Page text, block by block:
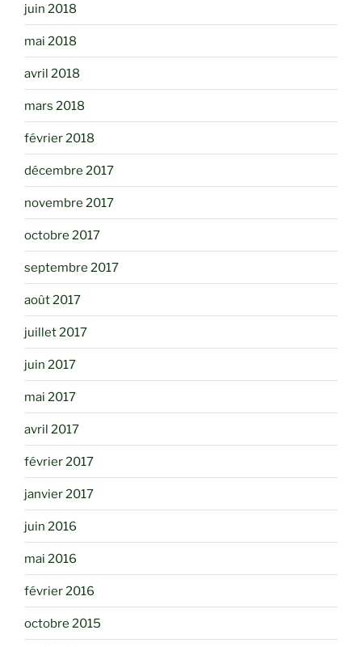
juin 2018
mai 2018
avril 2018
mars 2018
février 2018
décembre 2017
novembre 2017
octobre 2017
septembre 2017
août 2017
juillet 2017
juin 2017
mai 2017
avril 2017
février 2017
janvier 2017
juin 2016
mai 2016
février 2016
octobre 2015